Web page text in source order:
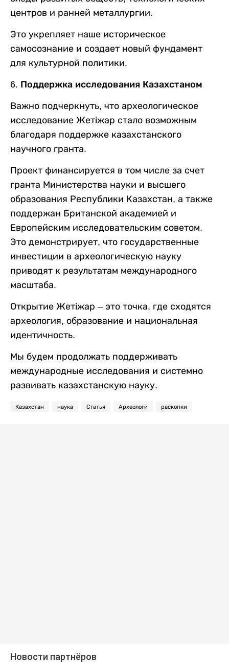
центров и ранней металлургии.
Это укрепляет наше историческое
самосознание и создает новый фундамент
для культурной политики.
6. Поддержка исследования Казахстаном
Важно подчеркнуть, что археологическое
исследование Жетіжар стало возможным
благодаря поддержке казахстанского
научного гранта.
Проект финансируется в том числе за счет
гранта Министерства науки и высшего
образования Республики Казахстан, а также
поддержан Британской академией и
Европейским исследовательским советом.
Это демонстрирует, что государственные
инвестиции в археологическую науку
приводят к результатам международного
масштаба.
Открытие Жетіжар – это точка, где сходятся
археология, образование и национальная
идентичность.
Мы будем продолжать поддерживать
международные исследования и системно
развивать казахстанскую науку.
Казахстан наука Статья Археологи раскопки